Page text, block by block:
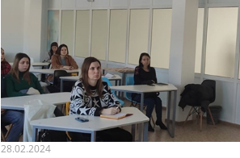
28.02.2024